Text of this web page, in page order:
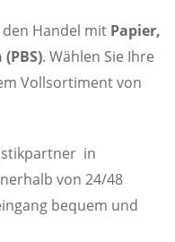
Handel mit Papier,
. Wählen Sie Ihre
Vollsortiment von
in
von 24/48
bequem und